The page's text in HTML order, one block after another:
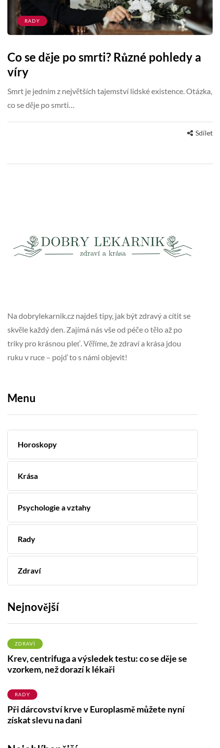
RADY
Co se děje po smrti? Různé pohledy a
víry
Smrt je jedním z největších tajemství lidské existence. Otázka,
co se děje po smrti…
Sdílet
Na dobrylekarnik.cz najdeš tipy, jak být zdravý a cítit se
skvěle každý den. Zajímá nás vše od péče o tělo až po
triky pro krásnou pleť. Věříme, že zdraví a krása jdou
ruku v ruce – pojď to s námi objevit!
Menu
Horoskopy
Krása
Psychologie a vztahy
Rady
Zdraví
Nejnovější
ZDRAVÍ
Krev, centrifuga a výsledek testu: co se děje se
vzorkem, než dorazí k lékaři
RADY
Při dárcovství krve v Europlasmě můžete nyní
získat slevu na dani